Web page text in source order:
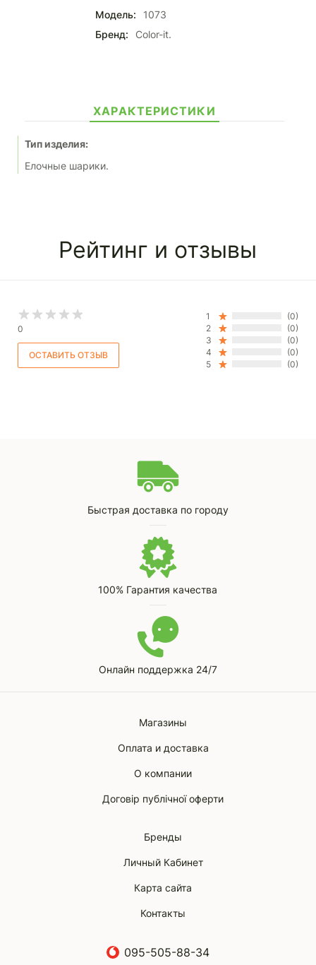
Модель:
1073
Бренд:
Color-it.
ХАРАКТЕРИСТИКИ
Тип изделия:
Елочные шарики.
Рейтинг и отзывы
0
1
(0)
2
(0)
3
(0)
4
(0)
5
(0)
Быстрая доставка по городу
100% Гарантия качества
Онлайн поддержка 24/7
Магазины
Оплата и доставка
О компании
Договір публічної оферти
Бренды
Личный Кабинет
Карта сайта
Контакты
095-505-88-34